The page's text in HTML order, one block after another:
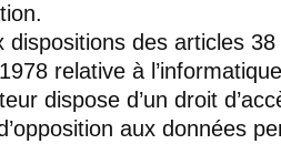
dispositions des articles
relative à
dispose d’un droit
aux données